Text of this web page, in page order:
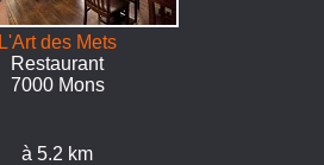
L'Art des Mets
Restaurant
7000 Mons
à 5.2 km